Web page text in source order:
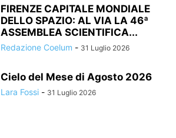
FIRENZE CAPITALE MONDIALE
DELLO SPAZIO: AL VIA LA 46ª
ASSEMBLEA SCIENTIFICA...
Redazione Coelum - 31 Luglio 2026
Cielo del Mese di Agosto 2026
Lara Fossi - 31 Luglio 2026